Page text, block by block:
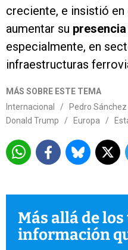
creciente, e insistió en
aumentar su
especialmente, en
infraestructuras
MÁS SOBRE ESTE TEMA
Internacional
/ Pedro Sánchez
Donald Trump
/ Europa /
Más allá de
información